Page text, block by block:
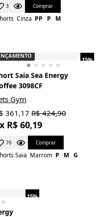
3 Comprar
Cinza PP P M
15%
Saia Sea Energy
3098CF
Gym
361,17 R$ 424,90
R$ 60,19
76 Comprar
Saia Marrom P M G
15%